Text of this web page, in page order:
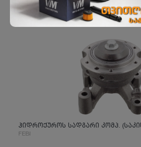
ჰიდროქუროს სადგარი კომპ.
FEBI